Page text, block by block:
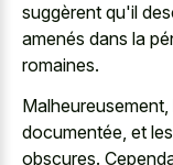
suggèrent qu'il
amenés dans la
romaines.
documentée, et
obscures.